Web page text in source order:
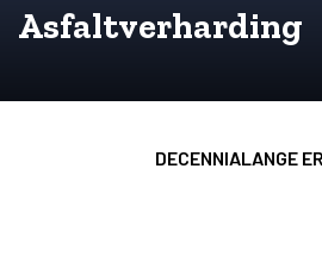
Asfaltverharding
DECENNIALANGE